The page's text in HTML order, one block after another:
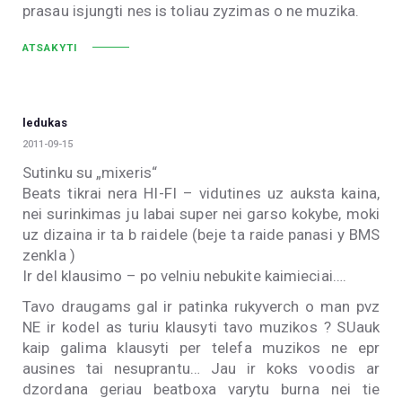
prasau isjungti nes is toliau zyzimas o ne muzika.
ATSAKYTI
ledukas
2011-09-15
Sutinku su „mixeris“
Beats tikrai nera HI-FI – vidutines uz auksta kaina,
nei surinkimas ju labai super nei garso kokybe, moki
uz dizaina ir ta b raidele (beje ta raide panasi y BMS
zenkla )
Ir del klausimo – po velniu nebukite kaimieciai….
Tavo draugams gal ir patinka rukyverch o man pvz
NE ir kodel as turiu klausyti tavo muzikos ? SUauk
kaip galima klausyti per telefa muzikos ne epr
ausines tai nesuprantu… Jau ir koks voodis ar
dzordana geriau beatboxa varytu burna nei tie